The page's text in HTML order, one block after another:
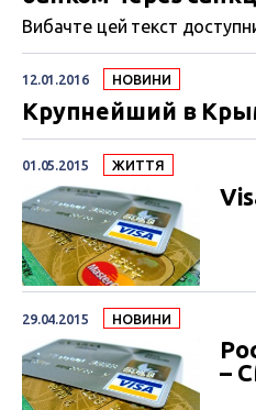
Вибачте цей текст
12.01.2016 НОВИНИ
Крупнейший в
01.05.2015 ЖИТТЯ
29.04.2015 НОВИНИ
–